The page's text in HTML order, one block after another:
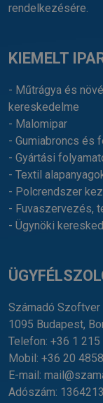
rendelkezésére.
KIEMELT
- Műtrágya és
kereskedelme
- Malomipar
- Gumiabroncs és
- Gyártási
- Textil
- Polcrendszer
- Fuvaszervezés,
- Ügynöki
Számadó Szoftver
1095 Budapest,
Telefon: +36 1 215
Mobil: +36 20
E-mail:
Adószám: